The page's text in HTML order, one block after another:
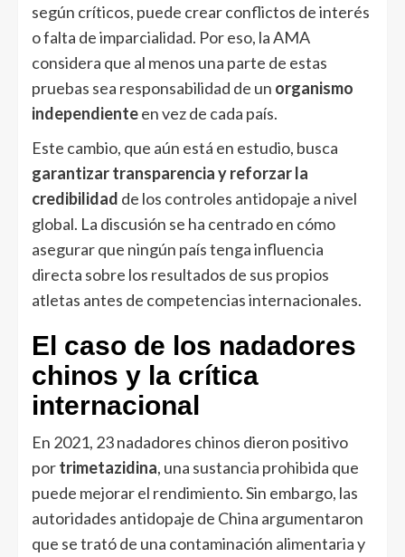
según críticos, puede crear conflictos de interés
o falta de imparcialidad. Por eso, la AMA
considera que al menos una parte de estas
pruebas sea responsabilidad de un organismo
independienteen vez de cada país.
Este cambio, que aún está en estudio, busca
garantizar transparencia y reforzar la
credibilidad de los controles antidopaje a nivel
global. La discusión se ha centrado en cómo
asegurar que ningún país tenga influencia
directa sobre los resultados de sus propios
atletas antes de competencias internacionales.
El caso de los nadadores
chinos y la crítica
internacional
En 2021, 23 nadadores chinos dieron positivo
portrimetazidina, una sustancia prohibida que
puede mejorar el rendimiento. Sin embargo, las
autoridades antidopaje de China argumentaron
que se trató de una contaminación alimentaria y